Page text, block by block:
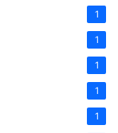
1
1
1
1
1